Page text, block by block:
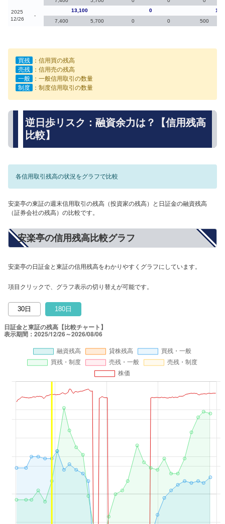
2025
12/26
-
13,100 0
7,400
5,700 0 0 500
買残
：信用買の残高
売残
：信用売の残高
一般
：一般信用取引の数量
制度
：制度信用取引の数量
逆日歩リスク：融資余力は？【信用残高
比較】
各信用取引残高の状況をグラフで比較
安楽亭の東証の週末信用取引の残高（投資家の残高）と日証金の融資残高
（証券会社の残高）の比較です。
安楽亭の信用残高比較グラフ
安楽亭の日証金と東証の信用残高をわかりやすくグラフにしています。
項目クリックで、グラフ表示の切り替えが可能です。
30日 180日